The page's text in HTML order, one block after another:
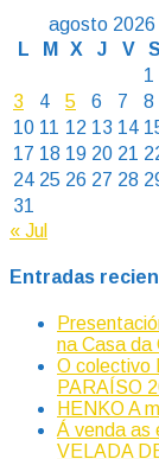
agosto 2026
L
M X J V S
1
3
4 5 6 7 8
10 11 12 13 14
17 18 19 20 21
24 25 26 27 28
31
« Jul
Entradas
na Casa da
O colectivo
PARAÍSO
HENKO A
Á venda as
VELADA